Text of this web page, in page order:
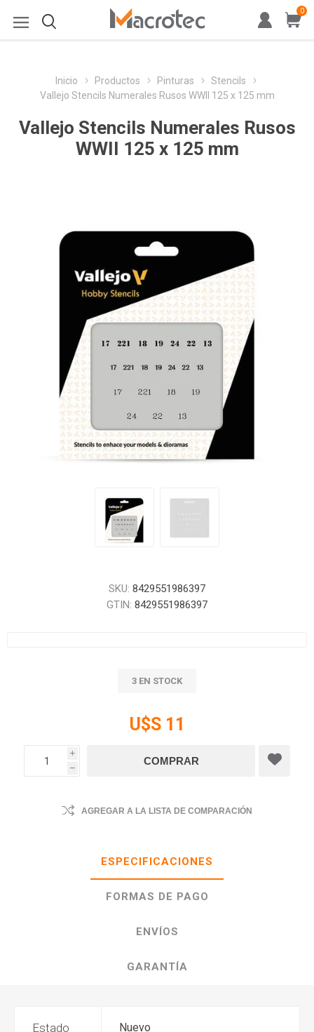
0
Inicio Productos Pinturas
Stencils
Vallejo Stencils Numerales Rusos WWII 125 x 125 mm
Vallejo Stencils Numerales Rusos
WWII 125 x 125 mm
SKU: 8429551986397
GTIN: 8429551986397
3 EN STOCK
U$S 11
i
h
AGREGAR A LA LISTA DE COMPARACIÓN
ESPECIFICACIONES
FORMAS DE PAGO
ENVÍOS
GARANTÍA
Estado Nuevo